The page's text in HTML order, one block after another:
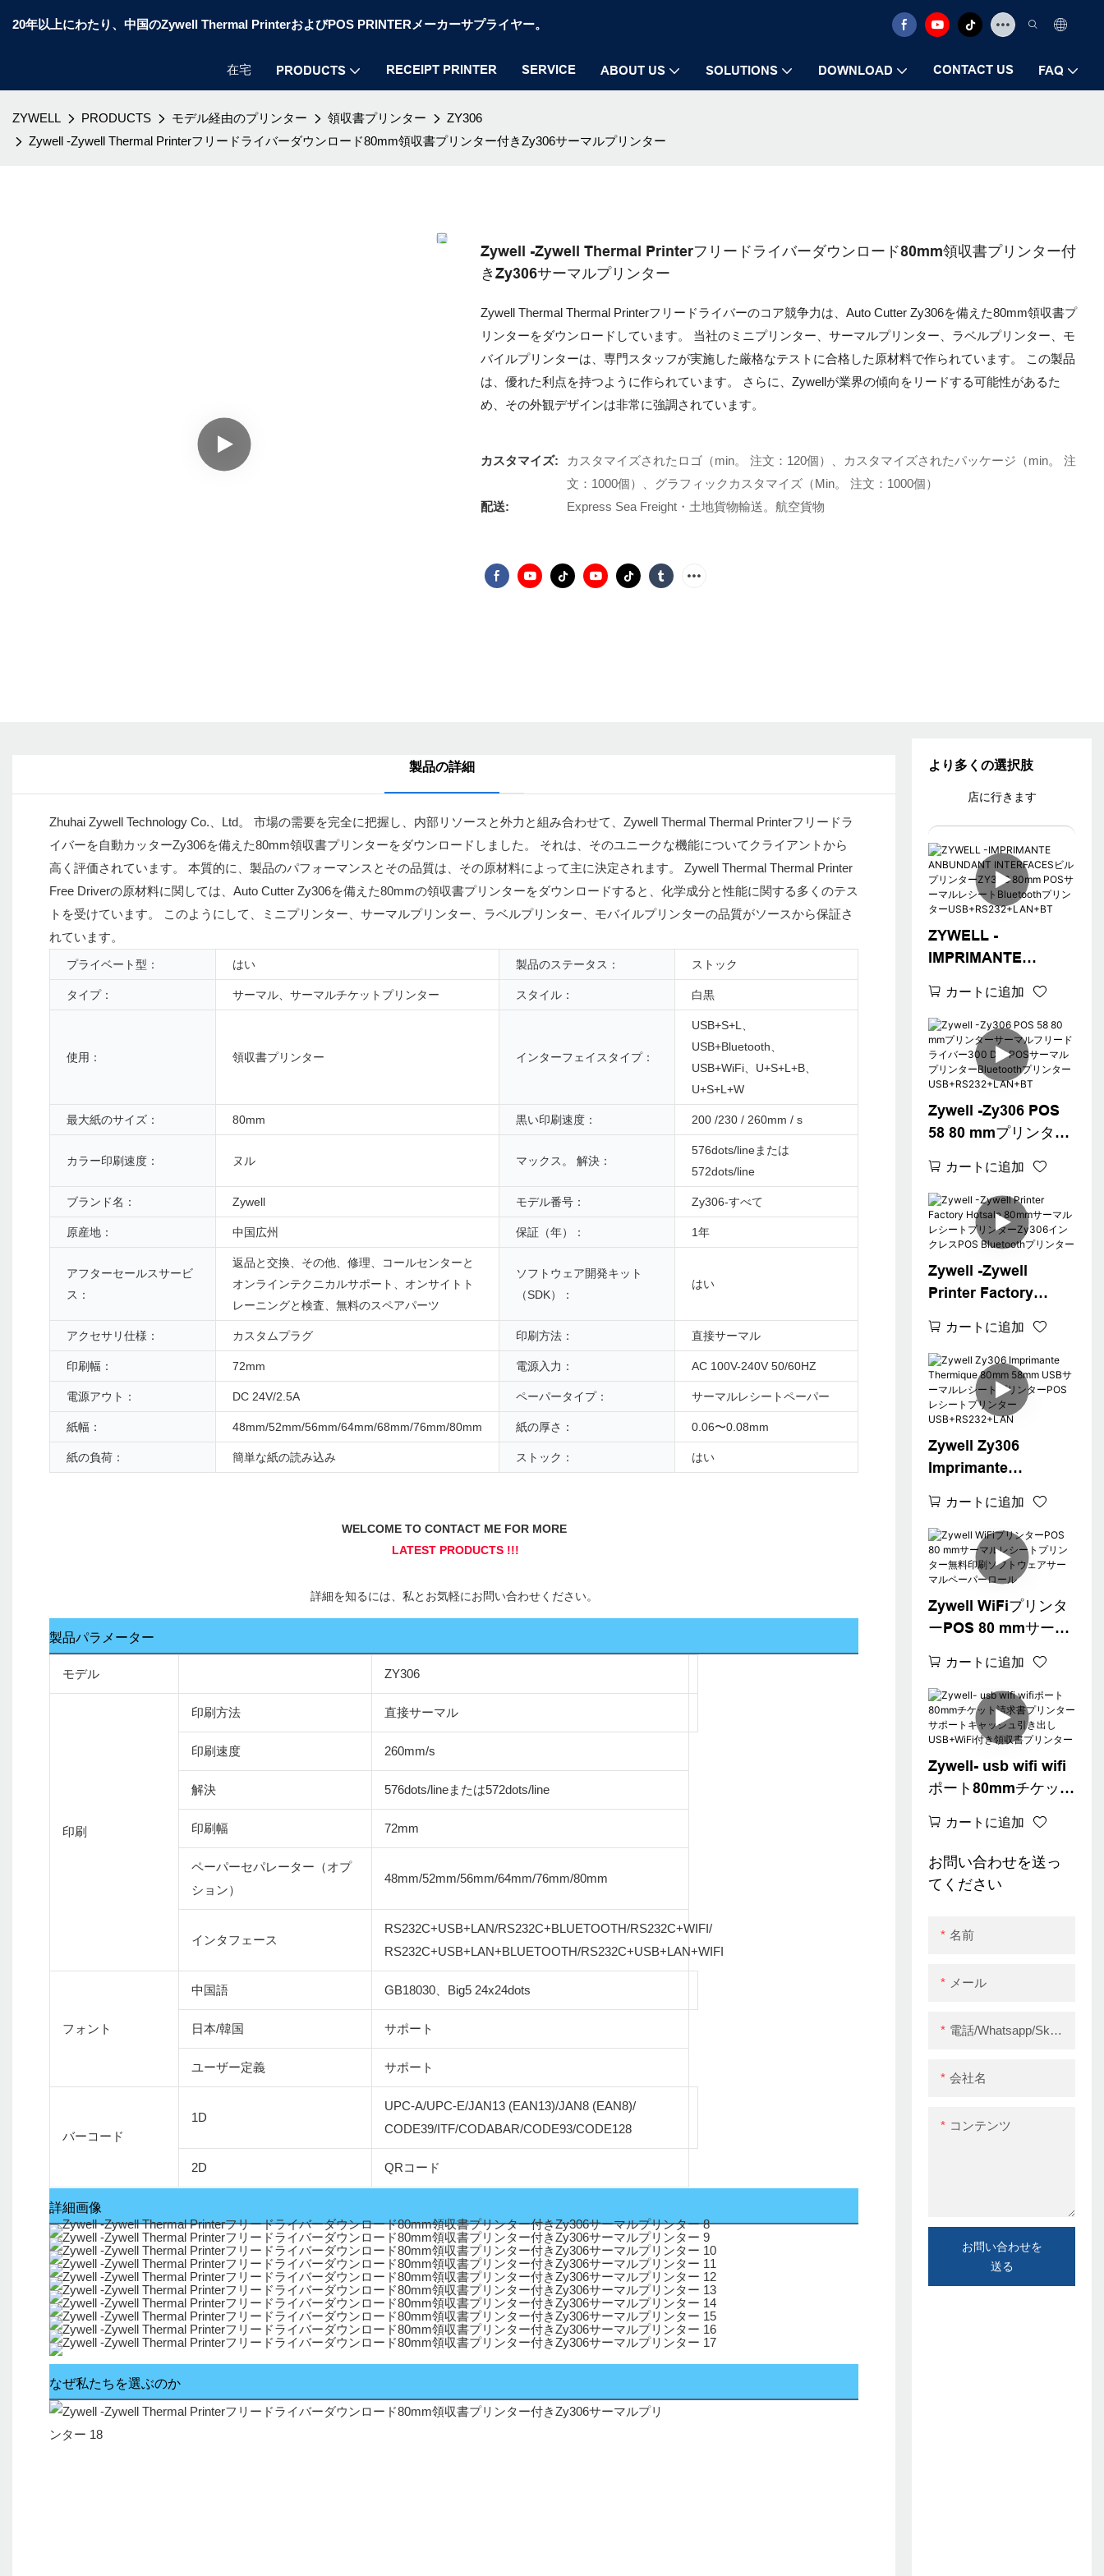
20年以上にわたり、中国のZywell Thermal PrinterおよびPOS PRINTERメーカーサプライヤー。
在宅 PRODUCTS RECEIPT PRINTER SERVICE ABOUT US SOLUTIONS DOWNLOAD CONTACT US FAQ
ZYWELL PRODUCTS モデル経由のプリンター 領収書プリンター
ZY306
Zywell -Zywell Thermal Printerフリードライバーダウンロード80mm領収書プリンター付きZy306サーマルプリンター
Zywell -Zywell Thermal Printerフリードライバーダウンロード80mm領収書プリンター付
きZy306サーマルプリンター
Zywell Thermal Thermal Printerフリードライバーのコア競争力は、Auto Cutter Zy306を備えた80mm領収書プ
リンターをダウンロードしています。 当社のミニプリンター、サーマルプリンター、ラベルプリンター、モ
バイルプリンターは、専門スタッフが実施した厳格なテストに合格した原材料で作られています。 この製品
は、優れた利点を持つように作られています。 さらに、Zywellが業界の傾向をリードする可能性があるた
め、その外観デザインは非常に強調されています。
カスタマイズ:
カスタマイズされたロゴ（min。 注文：120個）、カスタマイズされたパッケージ（min。 注
文：1000個）、グラフィックカスタマイズ（Min。 注文：1000個）
配送:
Express Sea Freight・土地貨物輸送。航空貨物
より多くの選択肢
店に行きます
ZYWELL -
IMPRIMANTE
INTERFACESビルプ
リンターZY306
80mm POSサーマル
レシートBluetoothプ
リンター
USB+RS232+LAN+B
T
カートに追加
Zywell -Zy306 POS
58 80 mmプリンター
イバー300 DPI POS
サーマルプリンター
Bluetoothプリンター
USB+RS232+LAN+B
T
カートに追加
Zywell -Zywell
Printer Factory
ルレシートプリンタ
ーZy306インクレス
POS Bluetoothプリ
ンター
カートに追加
Zywell Zy306
Imprimante
58mm USBサーマル
レシートプリンター
POSレシートプリン
ター
USB+RS232+LAN
カートに追加
Zywell WiFiプリンタ
ーPOS 80 mmサーマ
ー無料印刷ソフトウ
ェアサーマルペーパ
ーロール
カートに追加
Zywell- usb wifi wifi
ポート80mmチケット
ポートキャッシュ引
き出しUSB+WiFi付き
領収書プリンター
カートに追加
お問い合わせを送っ
てください
名前
メール
電話/whatsapp/skype
会社名
コンテンツ
お問い合わせを
送る
製品の詳細
Zhuhai Zywell Technology Co.、Ltd。 市場の需要を完全に把握し、内部リソースと外力と組み合わせて、Zywell Thermal Thermal Printerフリードラ
イバーを自動カッターZy306を備えた80mm領収書プリンターをダウンロードしました。 それは、そのユニークな機能についてクライアントから
高く評価されています。 本質的に、製品のパフォーマンスとその品質は、その原材料によって主に決定されます。 Zywell Thermal Thermal Printer
Free Driverの原材料に関しては、Auto Cutter Zy306を備えた80mmの領収書プリンターをダウンロードすると、化学成分と性能に関する多くのテス
トを受けています。 このようにして、ミニプリンター、サーマルプリンター、ラベルプリンター、モバイルプリンターの品質がソースから保証さ
れています。
プライベート型： はい 製品のステータス： ストック
タイプ： サーマル、サーマルチケットプリンター スタイル： 白黒
使用： 領収書プリンター インターフェイスタイプ：
USB+S+L、
USB+Bluetooth、
USB+WiFi、U+S+L+B、
U+S+L+W
最大紙のサイズ： 80mm 黒い印刷速度： 200 /230 / 260mm / s
カラー印刷速度： ヌル マックス。 解決：
576dots/lineまたは
572dots/line
ブランド名： Zywell モデル番号： Zy306-すべて
原産地： 中国広州 保証（年）： 1年
アフターセールスサービ
ス：
返品と交換、その他、修理、コールセンターと
オンラインテクニカルサポート、オンサイトト
レーニングと検査、無料のスペアパーツ
ソフトウェア開発キット
（SDK）：
はい
アクセサリ仕様： カスタムプラグ 印刷方法： 直接サーマル
印刷幅： 72mm 電源入力： AC 100V-240V 50/60HZ
電源アウト： DC 24V/2.5A ペーパータイプ： サーマルレシートペーパー
紙幅： 48mm/52mm/56mm/64mm/68mm/76mm/80mm 紙の厚さ： 0.06〜0.08mm
紙の負荷： 簡単な紙の読み込み ストック： はい
製品パラメーター
モデル ZY306
印刷
印刷方法 直接サーマル
印刷速度 260mm/s
解決 576dots/lineまたは572dots/line
印刷幅 72mm
ペーパーセパレーター（オプ
ション）
48mm/52mm/56mm/64mm/76mm/80mm
インタフェース
RS232C+USB+LAN/RS232C+BLUETOOTH/RS232C+WIFI/
RS232C+USB+LAN+BLUETOOTH/RS232C+USB+LAN+WIFI
フォント
中国語 GB18030、Big5 24x24dots
日本/韓国 サポート
ユーザー定義 サポート
バーコード
1D
UPC-A/UPC-E/JAN13 (EAN13)/JAN8 (EAN8)/
CODE39/ITF/CODABAR/CODE93/CODE128
2D QRコード
詳細画像
なぜ私たちを選ぶのか